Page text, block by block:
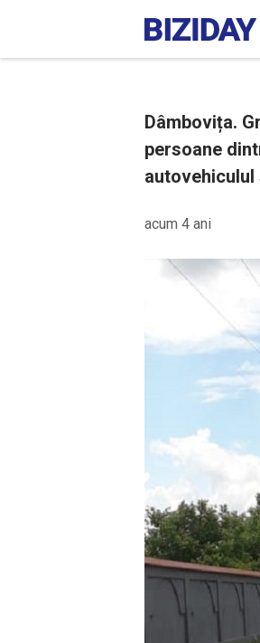
Dâmbovița.
persoane
autovehiculul
acum 4 ani